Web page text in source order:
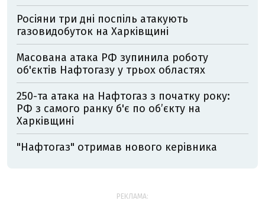
Росіяни три дні поспіль атакують
газовидобуток на Харківщині
Масована атака РФ зупинила роботу
об'єктів Нафтогазу у трьох областях
250-та атака на Нафтогаз з початку року:
РФ з самого ранку б'є по об’єкту на
Харківщині
"Нафтогаз" отримав нового керівника
РЕКЛАМА: